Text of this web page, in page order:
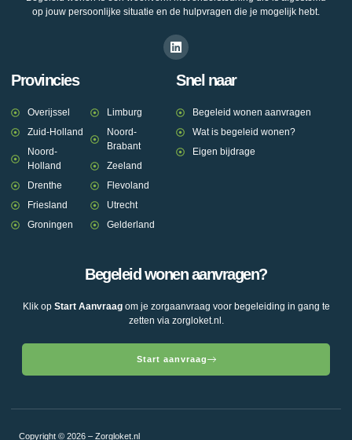
op jouw persoonlijke situatie en de hulpvragen die je mogelijk hebt.
Provincies
Overijssel
Zuid-Holland
Noord-
Holland
Drenthe
Friesland
Groningen
Limburg
Noord-
Brabant
Zeeland
Flevoland
Utrecht
Gelderland
Snel naar
Begeleid wonen aanvragen
Wat is begeleid wonen?
Eigen bijdrage
Begeleid wonen aanvragen?
Klik op Start Aanvraagom je zorgaanvraag voor begeleiding in gang te
zetten via zorgloket.nl.
Start aanvraag
Copyright © 2026 – Zorgloket.nl